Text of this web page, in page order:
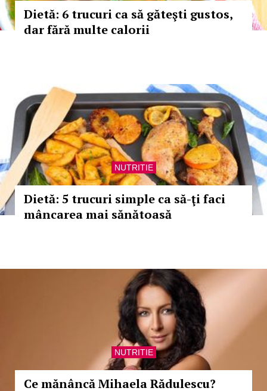
Dietă: 6 trucuri ca să găteşti gustos,
dar fără multe calorii
NUTRITIE
Dietă: 5 trucuri simple ca să-ţi faci
mâncarea mai sănătoasă
NUTRITIE
Ce mănâncă Mihaela Rădulescu?